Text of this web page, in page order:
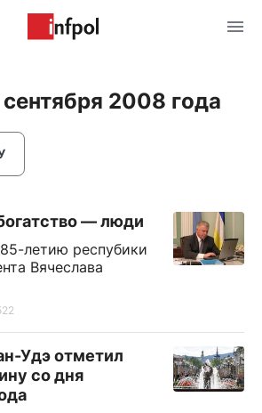
2008 года
— люди
летию респубики
Вячеслава
Удэ отметил
со дня